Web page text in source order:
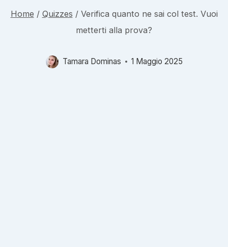
Home / Quizzes / Verifica quanto ne sai col test. Vuoi
metterti alla prova?
Tamara Dominas 1 Maggio 2025